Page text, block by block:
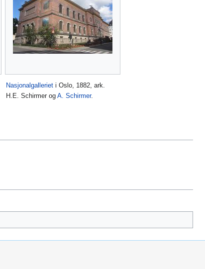
Nasjonalgalleriet i Oslo, 1882, ark.
H.E. Schirmer ogA. Schirmer.